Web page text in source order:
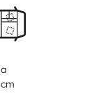
MA
E